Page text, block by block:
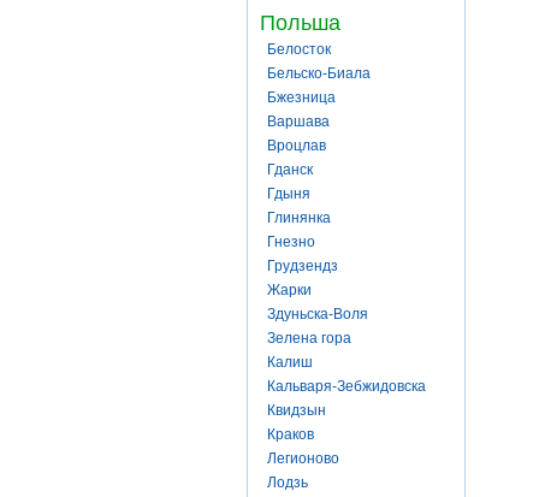
Польша
Белосток
Бельско-Биала
Бжезница
Варшава
Вроцлав
Гданск
Гдыня
Глинянка
Гнезно
Грудзендз
Жарки
Здуньска-Воля
Зелена гора
Калиш
Кальваря-Зебжидовска
Квидзын
Краков
Легионово
Лодзь